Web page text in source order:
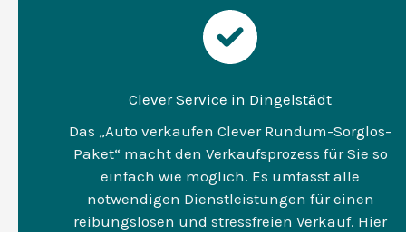
Clever Service in Dingelstädt
Das „Auto verkaufen Clever Rundum-Sorglos-
Paket“ macht den Verkaufsprozess für Sie so
einfach wie möglich. Es umfasst alle
notwendigen Dienstleistungen für einen
reibungslosen und stressfreien Verkauf. Hier